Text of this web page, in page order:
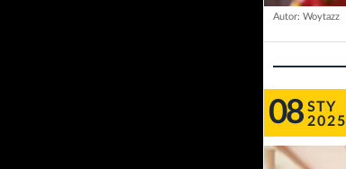
Autor: Woytazz
08 STY
2025